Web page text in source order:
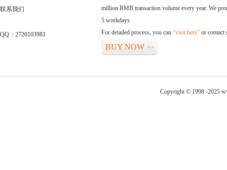
联系我们
QQ：2726103981
million RMB transaction volume every year. We
5 workdays.
For detailed process, you can “visit here” or contact
BUY NOW >>
Copyright © 1998 -2025